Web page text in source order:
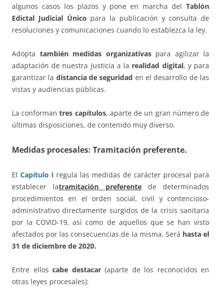
algunos casos los plazos y pone en marcha del Tablón
Edictal Judicial Único para la publicación y consulta de
resoluciones y comunicaciones cuando lo establezca la ley.
Adopta también medidas organizativaspara agilizar la
adaptación de nuestra Justicia a la realidad digital, y para
garantizar la distancia de seguridad en el desarrollo de las
vistas y audiencias públicas.
La conformantres capítulos, aparte de un gran número de
últimas disposiciones, de contenido muy diverso.
Medidas procesales: Tramitación preferente.
El Capítulo I regula las medidas de carácter procesal para
establecer latramitación preferentede determinados
procedimientos en el orden social, civil y contencioso-
administrativo directamente surgidos de la crisis sanitaria
por la COVID-19, así como de aquellos que se han visto
afectados por las consecuencias de la misma. Será hasta el
31 de diciembre de 2020.
Entre ellos cabe destacar(aparte de los reconocidos en
otras leyes procesales):